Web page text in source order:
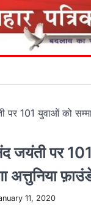
पर 101 युवाओं को
जयंती पर
अत्तुनिया
11, 2020